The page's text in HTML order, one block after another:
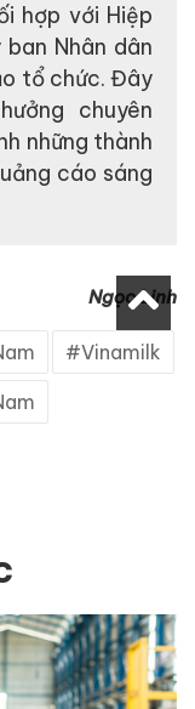
hợp với Hiệp
Nhân dân
tổ chức. Đây
chuyên
những thành
cáo sáng
Ngọc Linh
Vinamilk